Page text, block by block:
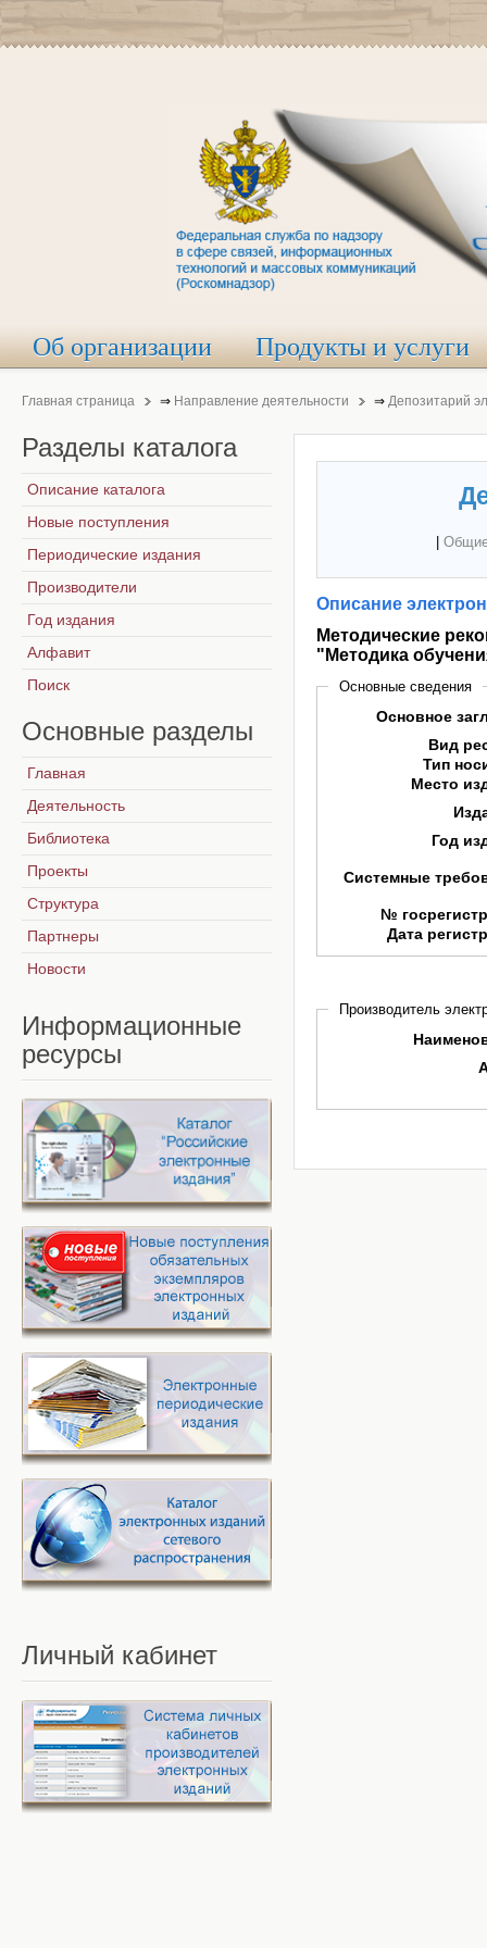
Об организации Продукты и услуги
Главная страница ⇒ Направление деятельности ⇒ Депозитарий
Описание
Методические
"Методика
Основные сведения
Основное
Вид
Тип
Место
Год
Системные
№
Дата
Производитель
Разделы каталога
Описание каталога
Новые поступления
Периодические издания
Производители
Год издания
Алфавит
Поиск
Основные разделы
Главная
Деятельность
Библиотека
Проекты
Структура
Партнеры
Новости
Информационные
ресурсы
Личный кабинет